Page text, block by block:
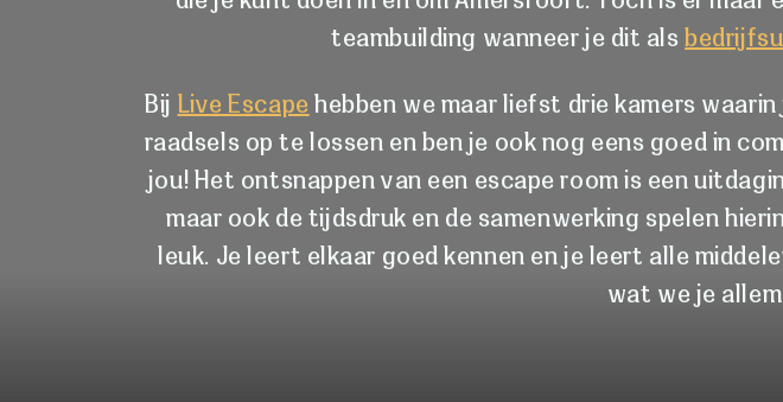
teambuilding wanneer je dit als
Bij Live Escape hebben we maar liefst drie kamers
raadsels op te lossen en ben je ook nog eens goed in
jou! Het ontsnappen van een escape room is een
maar ook de tijdsdruk en de samenwerking spelen
leuk. Je leert elkaar goed kennen en je leert alle
wat we je